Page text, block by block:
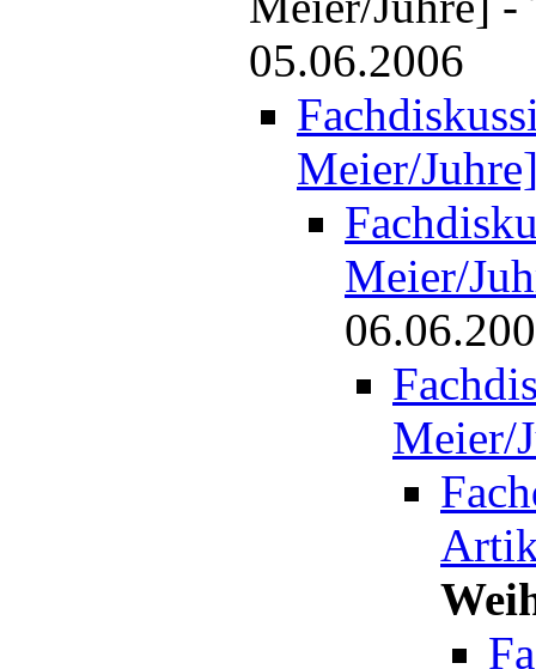
05.06.2006
Meier/
Meier/
Meier/